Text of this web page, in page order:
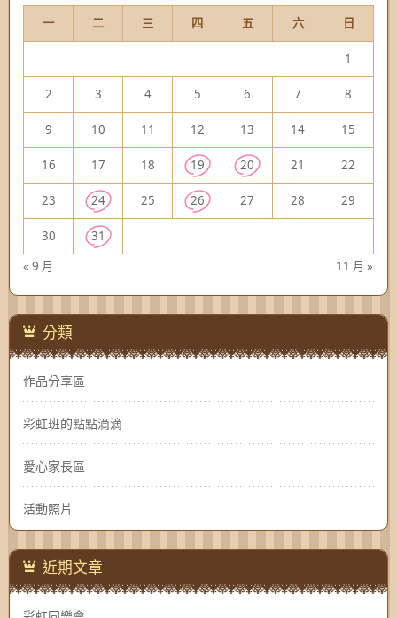
一
二 三 四 五 六 日
« 9 月 11 月 »
1
2 3 4 5 6 7 8
9 10 11 12 13 14 15
16 17 18 19 20 21 22
23 24 25 26 27 28 29
30 31
分類
作品分享區
彩虹班的點點滴滴
愛心家長區
活動照片
近期文章